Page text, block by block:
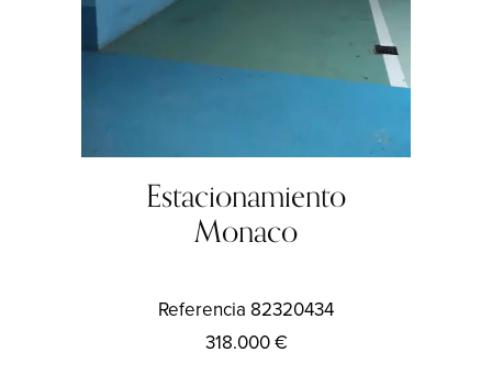
Estacionamiento
Monaco
Referencia 82320434
318.000 €